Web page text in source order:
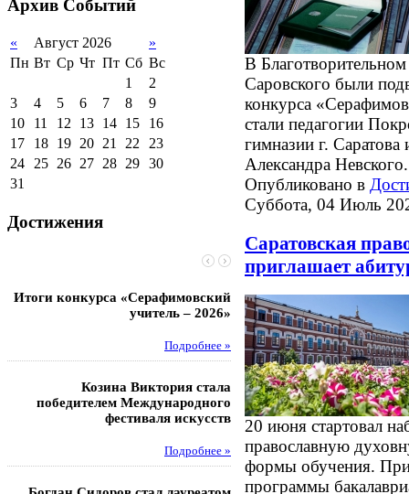
Международное
сотрудничество
Организация питания в
образовательной
организации
2011-2012 уч.год
Архив Событий
« Август 2026
»
Пн Вт Ср Чт Пт Сб Вс
1
2
3
4 5 6 7 8
9
10
11 12 13 14 15
16
17
18 19 20 21 22 23
24 25 26 27 28 29 30
31
Достижения
Итоги конкурса «Серафимовский
учитель – 2026»
Подробнее »
Козина Виктория стала
победителем Международного
фестиваля искусств
Подробнее »
Чебаненко Глеб стал
областных
Музафаров Пётр стал
турнира
Педагоги
В
Саровского были
конкурса
стали педагогии
гимназии г.
Александра Невского.
Опубликовано в
Суббота, 04 Июль
Саратовская
приглашает
20 июня стартовал
православную
формы обучения.
программы